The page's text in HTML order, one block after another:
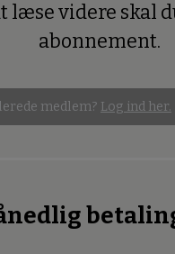
læse videre skal
abonnement.
medlem? Log ind her.